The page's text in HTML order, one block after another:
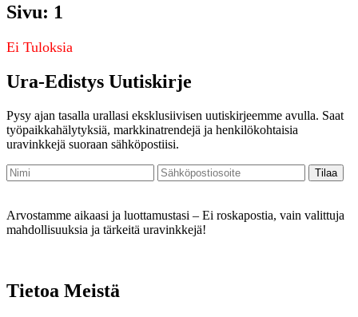
Sivu: 1
Ei Tuloksia
Ura-Edistys Uutiskirje
Pysy ajan tasalla urallasi eksklusiivisen uutiskirjeemme avulla. Saat
työpaikkahälytyksiä, markkinatrendejä ja henkilökohtaisia
uravinkkejä suoraan sähköpostiisi.
Arvostamme aikaasi ja luottamustasi – Ei roskapostia, vain valittuja
mahdollisuuksia ja tärkeitä uravinkkejä!
Tietoa Meistä